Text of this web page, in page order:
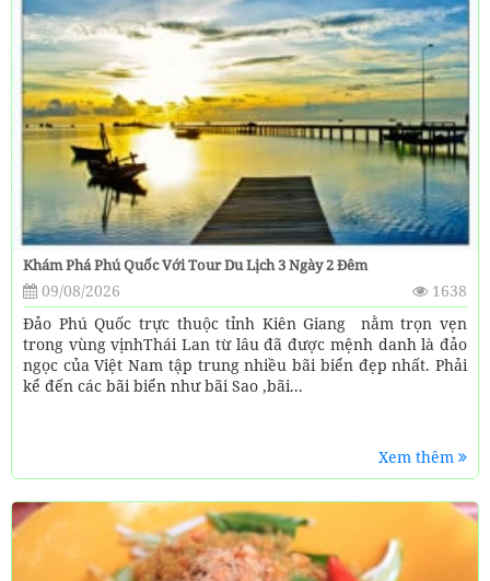
Khám Phá Phú Quốc Với Tour Du Lịch 3 Ngày 2 Đêm
09/08/2026
1638
Đảo Phú Quốc trực thuộc tỉnh Kiên Giang nằm trọn vẹn
trong vùng vịnhThái Lan từ lâu đã được mệnh danh là đảo
ngọc của Việt Nam tập trung nhiều bãi biển đẹp nhất. Phải
kể đến các bãi biển như bãi Sao ,bãi...
Xem thêm